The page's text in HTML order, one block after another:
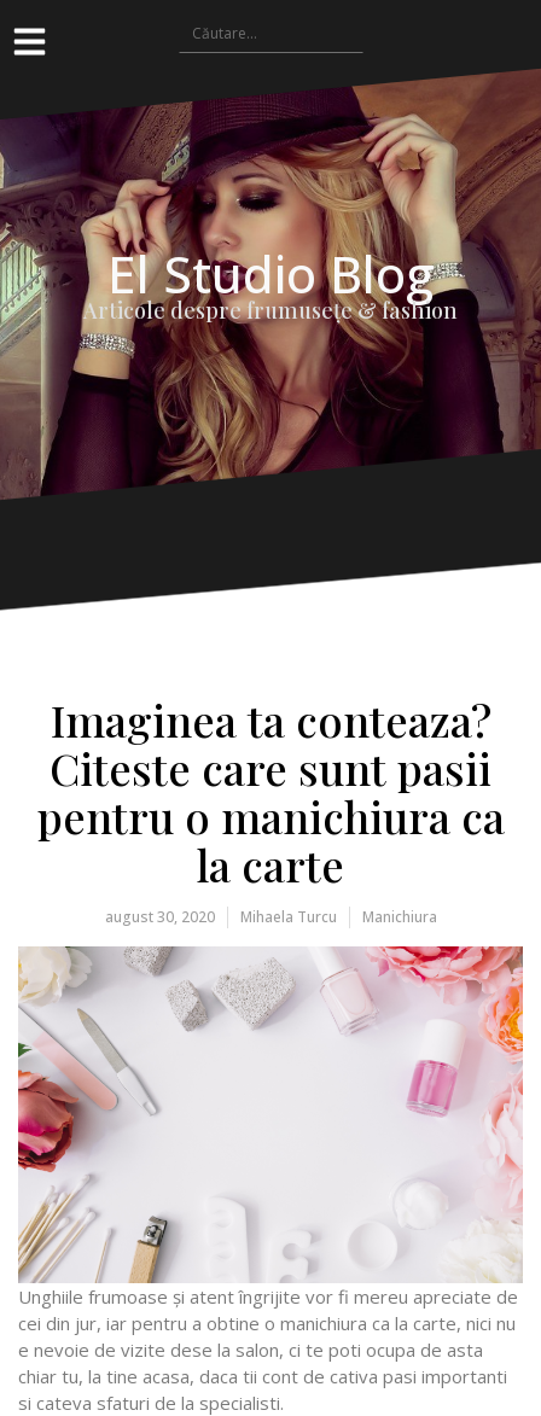
El Studio Blog
Articole despre frumuseţe & fashion
Imaginea ta conteaza?
Citeste care sunt pasii
pentru o manichiura ca
la carte
august 30, 2020 Mihaela Turcu Manichiura
Unghiile frumoase și atent îngrijite vor fi mereu apreciate de
cei din jur, iar pentru a obtine o manichiura ca la carte, nici nu
e nevoie de vizite dese la salon, ci te poti ocupa de asta
chiar tu, la tine acasa, daca tii cont de cativa pasi importanti
si cateva sfaturi de la specialisti.